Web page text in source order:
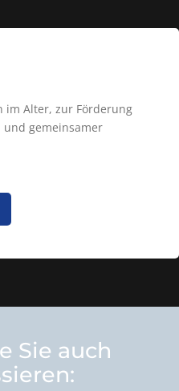
im Alter, zur Förderung
und gemeinsamer
Sie auch